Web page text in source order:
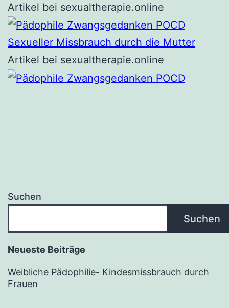
Artikel bei sexualtherapie.online
Sexueller Missbrauch durch die Mutter
Artikel bei sexualtherapie.online
Suchen
Suchen
Neueste Beiträge
Weibliche Pädophilie- Kindesmissbrauch durch
Frauen